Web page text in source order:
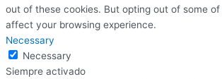
out of these cookies. But opting out of some
affect your browsing experience.
Necessary
Necessary
Siempre activado